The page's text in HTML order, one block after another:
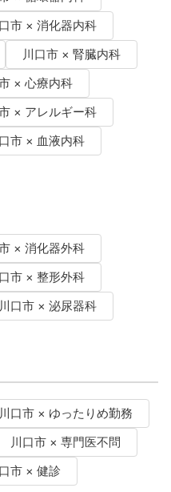
市 × 消化器内科
川口市 × 腎臓内科
× 心療内科
× アレルギー科
市 × 血液内科
× 消化器外科
市 × 整形外科
川口市 × 泌尿器科
川口市 × ゆったりめ勤務
川口市 × 専門医不問
市 × 健診